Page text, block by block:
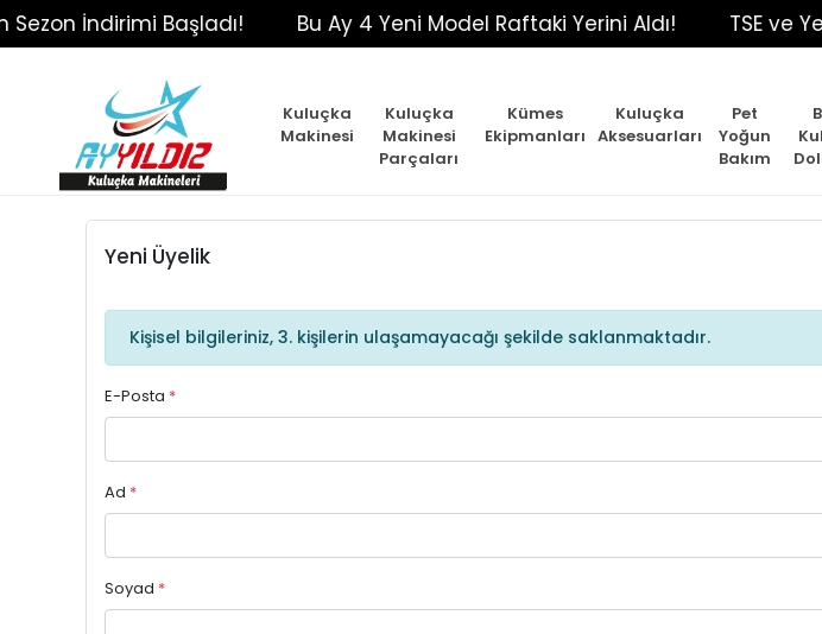
İndirimi Başladı! Bu Ay 4 Yeni Model Raftaki Yerini Aldı! TSE ve
Kuluçka
Makinesi
Kuluçka
Makinesi
Parçaları
Kümes
Ekipmanları
Kuluçka
Aksesuarları
Pet
Yoğun
Bakım
Yeni Üyelik
Kişisel bilgileriniz, 3. kişilerin ulaşamayacağı şekilde saklanmaktadır.
E-Posta *
Ad *
Soyad *